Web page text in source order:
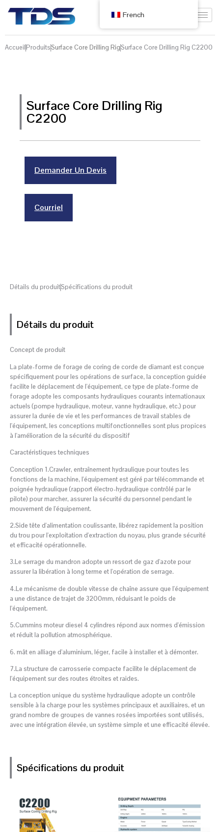
AccueilProduitsSurface Core Drilling RigSurface Core Drilling Rig C2200
Surface Core Drilling Rig
C2200
Demander Un Devis
Courriel
Détails du produitSpécifications du produit
Détails du produit
Concept de produit
La plate-forme de forage de coring de corde de diamant est conçue
spécifiquement pour les opérations de surface, la conception guidée
facilite le déplacement de l'équipement, ce type de plate-forme de
forage adopte les composants hydrauliques courants internationaux
actuels (pompe hydraulique, moteur, vanne hydraulique, etc.) pour
assurer la durée de vie et les performances de travail stables de
l'équipement, les conceptions multifonctionnelles sont plus propices
à l'amélioration de la sécurité du dispositif
Caractéristiques techniques
Conception 1.Crawler, entraînement hydraulique pour toutes les
fonctions de la machine, l'équipement est géré par télécommande et
poignée hydraulique (rapport électro-hydraulique contrôlé par le
pilote) pour marcher, assurer la sécurité du personnel pendant le
mouvement de l'équipement.
2.Side tête d'alimentation coulissante, libérez rapidement la position
du trou pour l'exploitation d'extraction du noyau, plus grande sécurité
et efficacité opérationnelle.
3.Le serrage du mandron adopte un ressort de gaz d'azote pour
assurer la libération à long terme et l'opération de serrage.
4.Le mécanisme de double vitesse de chaîne assure que l'équipement
a une distance de trajet de 3200mm, réduisant le poids de
l'équipement.
5.Cummins moteur diesel 4 cylindres répond aux normes d'émission
et réduit la pollution atmosphérique.
6. mât en alliage d'aluminium, léger, facile à installer et à démonter.
7.La structure de carrosserie compacte facilite le déplacement de
l'équipement sur des routes étroites et raides.
La conception unique du système hydraulique adopte un contrôle
sensible à la charge pour les systèmes principaux et auxiliaires, et un
grand nombre de groupes de vannes rosées importées sont utilisés,
avec une intégration élevée, un système simple et une efficacité élevée.
Spécifications du produit
French